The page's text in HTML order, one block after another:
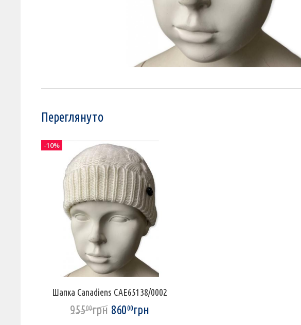
Переглянуто
Шапка Canadiens CAE65138/0002
95500грн 86000грн
-10%